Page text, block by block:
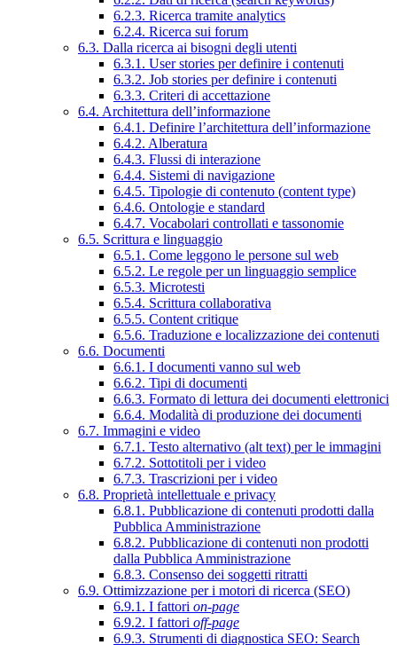
6.2.3. Ricerca tramite analytics
6.2.4. Ricerca sui forum
6.3. Dalla ricerca ai bisogni degli utenti
6.3.1. User stories per definire i contenuti
6.3.2. Job stories per definire i contenuti
6.3.3. Criteri di accettazione
6.4. Architettura dell’informazione
6.4.1. Definire l’architettura dell’informazione
6.4.2. Alberatura
6.4.3. Flussi di interazione
6.4.4. Sistemi di navigazione
6.4.5. Tipologie di contenuto (content type)
6.4.6. Ontologie e standard
6.4.7. Vocabolari controllati e tassonomie
6.5. Scrittura e linguaggio
6.5.1. Come leggono le persone sul web
6.5.2. Le regole per un linguaggio semplice
6.5.3. Microtesti
6.5.4. Scrittura collaborativa
6.5.5. Content critique
6.5.6. Traduzione e localizzazione dei contenuti
6.6. Documenti
6.6.1. I documenti vanno sul web
6.6.2. Tipi di documenti
6.6.3. Formato di lettura dei documenti elettronici
6.6.4. Modalità di produzione dei documenti
6.7. Immagini e video
6.7.1. Testo alternativo (alt text) per le immagini
6.7.2. Sottotitoli per i video
6.7.3. Trascrizioni per i video
6.8. Proprietà intellettuale e privacy
6.8.1. Pubblicazione di contenuti prodotti dalla
Pubblica Amministrazione
6.8.2. Pubblicazione di contenuti non prodotti
dalla Pubblica Amministrazione
6.8.3. Consenso dei soggetti ritratti
6.9. Ottimizzazione per i motori di ricerca (SEO)
6.9.1. I fattori on-page
6.9.2. I fattori off-page
6.9.3. Strumenti di diagnostica SEO: Search